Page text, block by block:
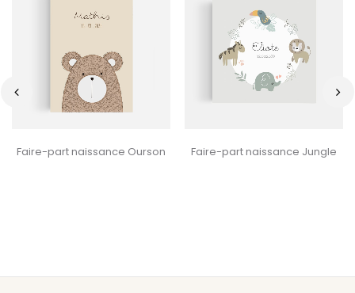
Faire-part naissance Ourson Faire-part naissance Jungle